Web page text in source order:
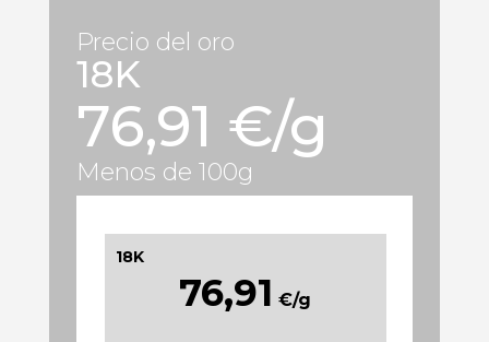
Precio del oro
18K
76,91 €/g
Menos de 100g
18K
76,91 €/g